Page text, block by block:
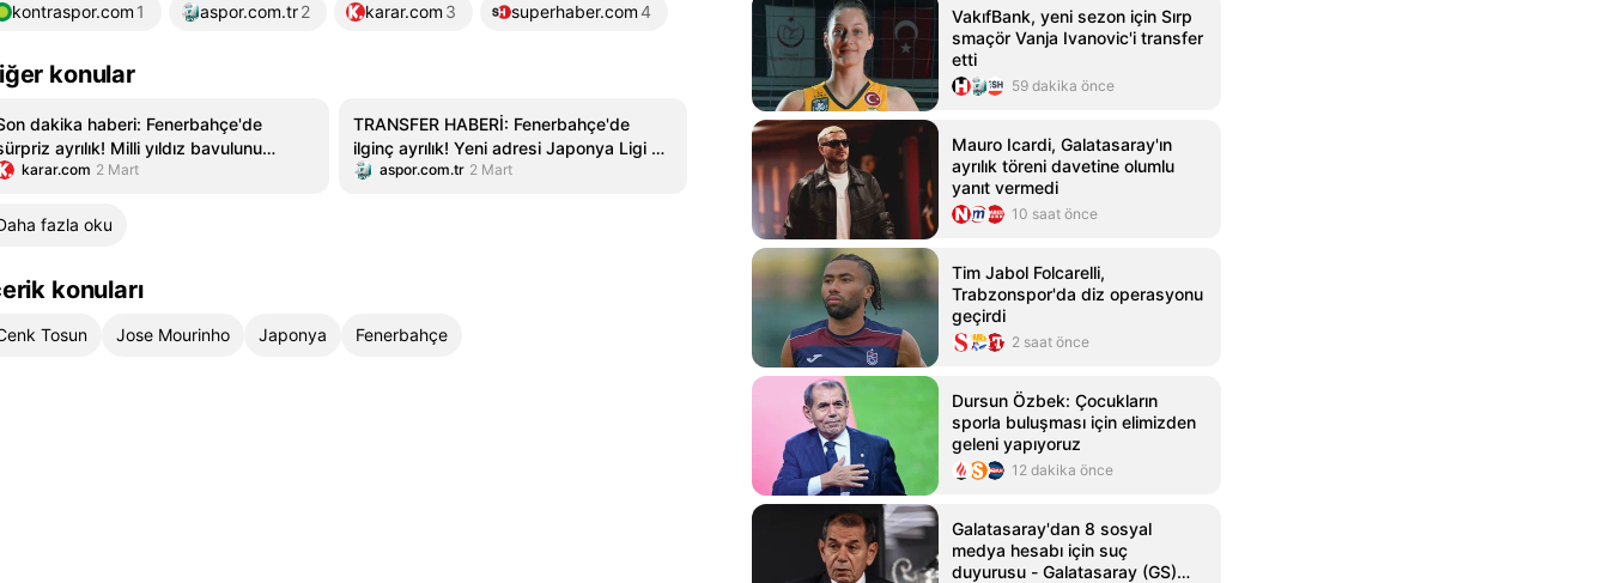
kontraspor.com 1 aspor.com.tr2 karar.com 3 superhaber.com4
konular
dakika haberi: Fenerbahçe'de
ayrılık! Milli yıldız bavulunu
gidiyor. Jose Mourinho onayı
karar.com 2 Mart
TRANSFER HABERİ: Fenerbahçe'de
ilginç ayrılık! Yeni adresi Japonya Ligi FB
spor haberi
aspor.com.tr 2 Mart
fazla oku
konuları
Tosun Jose Mourinho Japonya Fenerbahçe
VakıfBank, yeni sezon için Sırp
smaçör Vanja Ivanovic'i transfer
etti
59 dakika önce
Mauro Icardi, Galatasaray'ın
ayrılık töreni davetine olumlu
yanıt vermedi
10 saat önce
Tim Jabol Folcarelli,
Trabzonspor'da diz operasyonu
geçirdi
2 saat önce
Dursun Özbek: Çocukların
sporla buluşması için elimizden
geleni yapıyoruz
12 dakika önce
Galatasaray'dan 8 sosyal
medya hesabı için suç
duyurusu - Galatasaray (GS)